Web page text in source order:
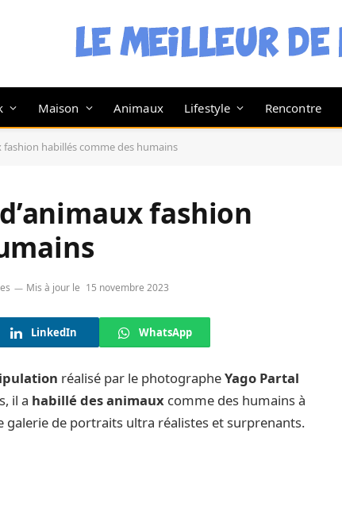
Maison Animaux Lifestyle Rencontre
habillés comme des humains
fashion
Mis à jour le 15 novembre 2023
LinkedIn WhatsApp
réalisé par le photographeYago Partal
il a habillé des animaux comme des humains à
galerie de portraits ultra réalistes et surprenants.